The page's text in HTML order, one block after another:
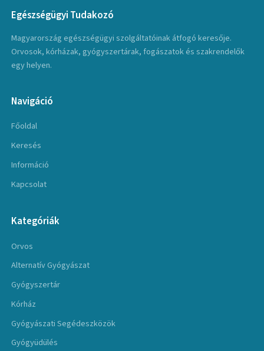
Egészségügyi Tudakozó
Magyarország egészségügyi szolgáltatóinak átfogó keresője.
Orvosok, kórházak, gyógyszertárak, fogászatok és szakrendelők
egy helyen.
Navigáció
Főoldal
Keresés
Információ
Kapcsolat
Kategóriák
Orvos
Alternatív Gyógyászat
Gyógyszertár
Kórház
Gyógyászati Segédeszközök
Gyógyüdülés